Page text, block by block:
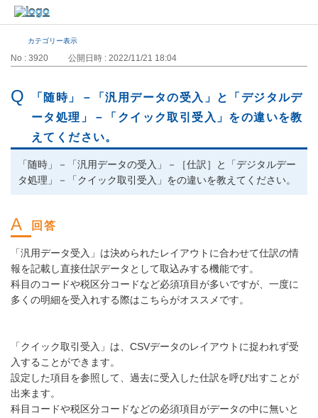
カテゴリー表示
No : 3920 公開日時 : 2022/11/21 18:04
「随時」－「汎用データの受入」と「デジタルデ
ータ処理」－「クイック取引受入」をの違いを教
えてください。
「随時」－「汎用データの受入」－［仕訳］と「デジタルデー
タ処理」－「クイック取引受入」をの違いを教えてください。
「汎用データ受入」は決められたレイアウトに合わせて仕訳の情
報を記載し直接仕訳データとして取込みする機能です。
科目のコードや税区分コードなど必須項目が多いですが、一度に
多くの明細を受入れする際はこちらがオススメです。
「クイック取引受入」は、CSVデータのレイアウトに捉われず受
入することができます。
設定した項目を参照して、過去に受入した仕訳を呼び出すことが
出来ます。
科目コードや税区分コードなどの必須項目がデータの中に無いと